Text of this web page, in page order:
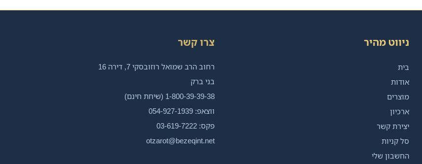
ניווט מהיר
בית
אודות
מוצרים
ארכיון
יצירת קשר
סל קניות
החשבון שלי
צרו קשר
רחוב הרב שמואל רוזובסקי 7, דירה 16
בני ברק
1-800-39-39-38 (שיחת חינם)
ווצאפ: 054-927-1939
פקס: 03-619-7222
otzarot@bezeqint.net